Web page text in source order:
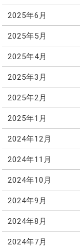
2025年6月
2025年5月
2025年4月
2025年3月
2025年2月
2025年1月
2024年12月
2024年11月
2024年10月
2024年9月
2024年8月
2024年7月